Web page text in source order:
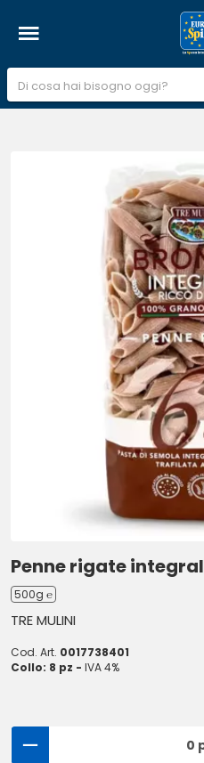
Penne rigate
500g ℮
TRE MULINI
Cod. Art. 0017738401
Collo: 8 pz - IVA 4%
0